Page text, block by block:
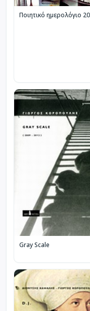
Ποιητικό ημερολόγιο
Gray Scale